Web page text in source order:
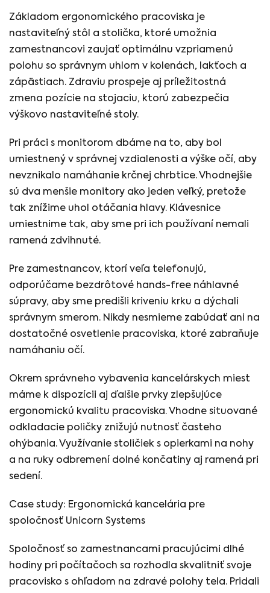
Základom ergonomického pracoviska je
nastaviteľný stôl a stolička, ktoré umožnia
zamestnancovi zaujať optimálnu vzpriamenú
polohu so správnym uhlom v kolenách, lakťoch a
zápästiach. Zdraviu prospeje aj príležitostná
zmena pozície na stojaciu, ktorú zabezpečia
výškovo nastaviteľné stoly.
Pri práci s monitorom dbáme na to, aby bol
umiestnený v správnej vzdialenosti a výške očí, aby
nevznikalo namáhanie krčnej chrbtice. Vhodnejšie
sú dva menšie monitory ako jeden veľký, pretože
tak znížime uhol otáčania hlavy. Klávesnice
umiestnime tak, aby sme pri ich používaní nemali
ramená zdvihnuté.
Pre zamestnancov, ktorí veľa telefonujú,
odporúčame bezdrôtové hands-free náhlavné
súpravy, aby sme predišli kriveniu krku a dýchali
správnym smerom. Nikdy nesmieme zabúdať ani na
dostatočné osvetlenie pracoviska, ktoré zabraňuje
namáhaniu očí.
Okrem správneho vybavenia kancelárskych miest
máme k dispozícii aj ďalšie prvky zlepšujúce
ergonomickú kvalitu pracoviska. Vhodne situované
odkladacie poličky znižujú nutnosť časteho
ohýbania. Využívanie stoličiek s opierkami na nohy
a na ruky odbremení dolné končatiny aj ramená pri
sedení.
Case study: Ergonomická kancelária pre
spoločnosť Unicorn Systems
Spoločnosť so zamestnancami pracujúcimi dlhé
hodiny pri počítačoch sa rozhodla skvalitniť svoje
pracovisko s ohľadom na zdravé polohy tela. Pridali